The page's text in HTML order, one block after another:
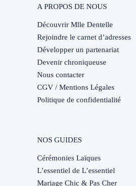
A PROPOS DE NOUS
Découvrir Mlle Dentelle
Rejoindre le carnet d’adresses
Développer un partenariat
Devenir chroniqueuse
Nous contacter
CGV / Mentions Légales
Politique de confidentialité
NOS GUIDES
Cérémonies Laïques
L’essentiel de L’essentiel
Mariage Chic & Pas Cher